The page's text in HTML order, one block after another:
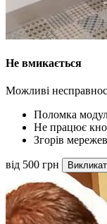
Не вмикається
Можливі
Поломка
Не працює
Згорів
від 500 грн